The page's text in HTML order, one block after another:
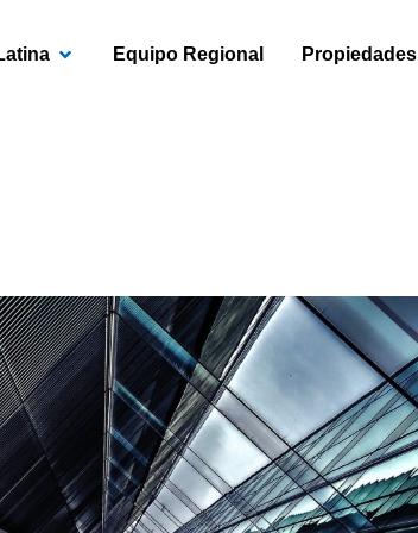
OPEN AMÉRICA LATINA
Equipo Regional Propiedades